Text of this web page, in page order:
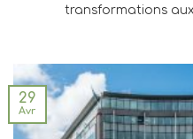
transformations aux
29
Avr